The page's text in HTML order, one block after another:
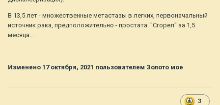
нескольку раз в день и составлять инсулиновую кривую и
т.д. Спрашиваю - как это делать . Ветеринар берет
ножницы- хрясть полкогтя ( визги) , кровь пошла.
Определили уровень сахара . Я спрашиваю , а как это часто
давай! Всё сделаем.
В 13,5 лет - множественные метастазы в легких, первоначальный
источник рака, предположительно - простата. "Сгорел" за 1,5
месяца...
Изменено 17 октября, 2021 пользователем Золото мое
3